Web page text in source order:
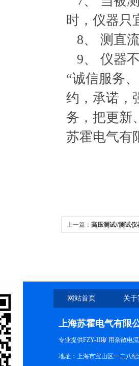
时，仪器只
8、 测直
9、 仪器
“诚信服务
约，承诺，
务，把更新
苏霍电气有
上一篇： 高压测试//测试仪
网站首页 关
上海苏霍电气有限
专业提供FZY-III矿用杂散电
地址：上海市宝山区一二八纪